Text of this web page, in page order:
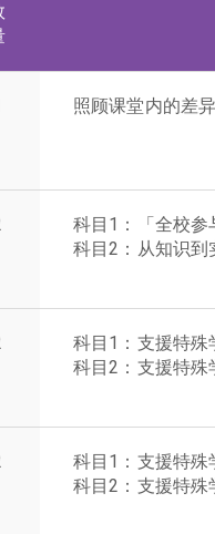
照顾课堂内的差异
科目1：「全校
科目2：从知识
科目1：支援特殊
科目2：支援特殊
科目1：支援特殊
科目2：支援特殊